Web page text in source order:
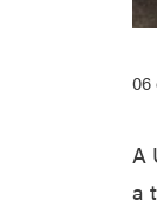
06
A
a